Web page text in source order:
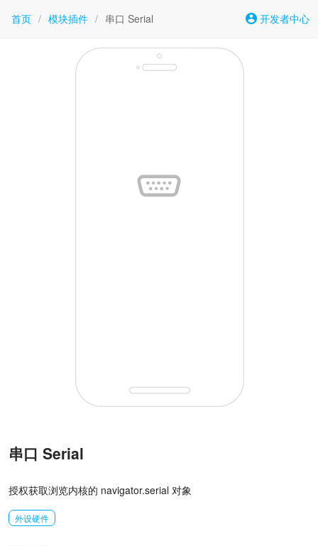
首页 / 模块插件 / 串口 Serial 开发者中心
串口 Serial
授权获取浏览内核的 navigator.serial 对象
外设硬件